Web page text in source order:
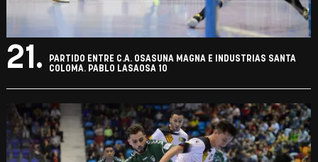
21.
PARTIDO ENTRE C.A. OSASUNA MAGNA E INDUSTRIAS SANTA
COLOMA. PABLO LASAOSA 10